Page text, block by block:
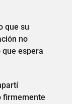
que su
no
espera
firmemente